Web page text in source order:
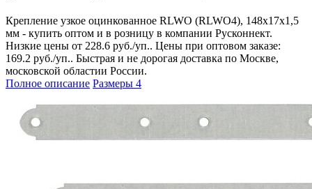
Крепление узкое оцинкованное RLWO (RLWO4), 148х17х1,5
мм - купить оптом и в розницу в компании Русконнект.
Низкие цены от 228.6 руб./уп.. Цены при оптовом заказе:
169.2 руб./уп.. Быстрая и не дорогая доставка по Москве,
московской областии России.
Полное описание Размеры 4